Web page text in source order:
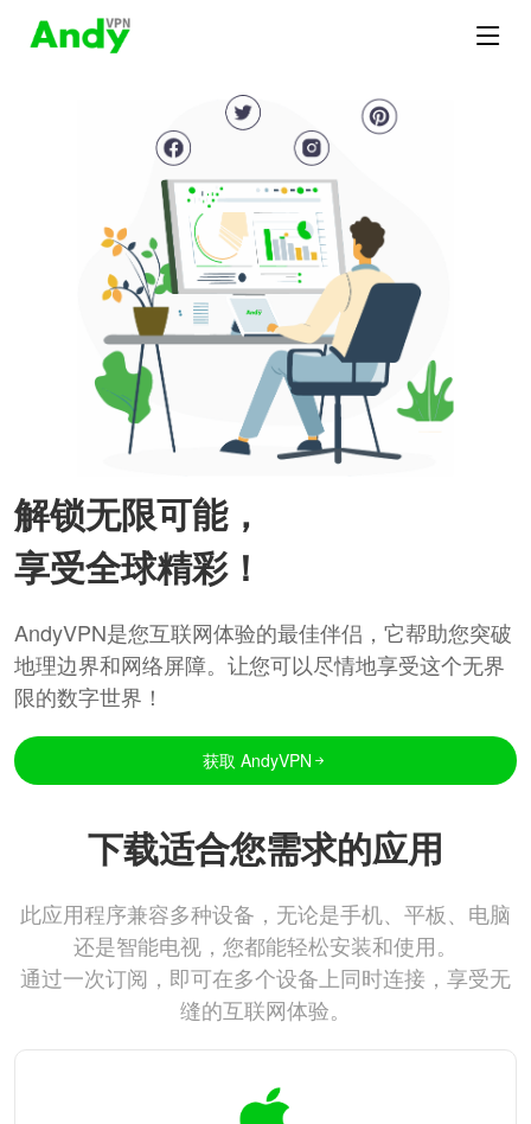
解锁无限可能，
享受全球精彩！
AndyVPN是您互联网体验的最佳伴侣，它帮助您突破
地理边界和网络屏障。让您可以尽情地享受这个无界
限的数字世界！
获取 AndyVPN
下载适合您需求的应用
此应用程序兼容多种设备，无论是手机、平板、电脑
还是智能电视，您都能轻松安装和使用。
通过一次订阅，即可在多个设备上同时连接，享受无
缝的互联网体验。